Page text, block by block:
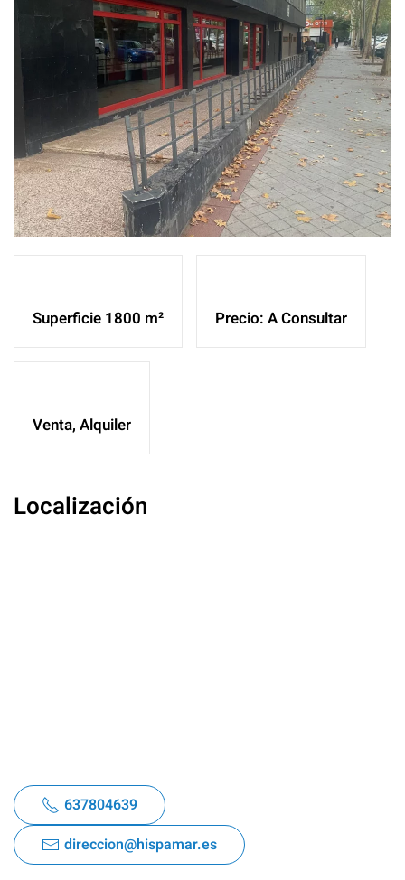
Ampliar
Superficie 1800 m² Precio: A Consultar
Venta, Alquiler
Localización
637804639
direccion@hispamar.es